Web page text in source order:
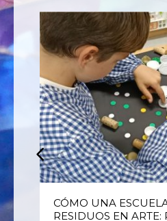
CÓMO UNA
RESIDUOS EN ARTE: